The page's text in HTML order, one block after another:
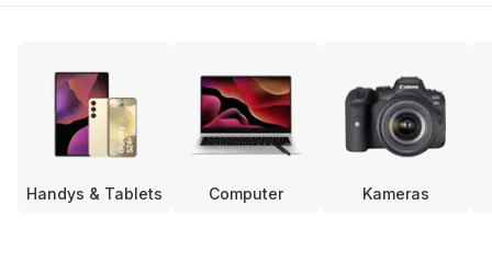
Handys & Tablets Computer Kameras